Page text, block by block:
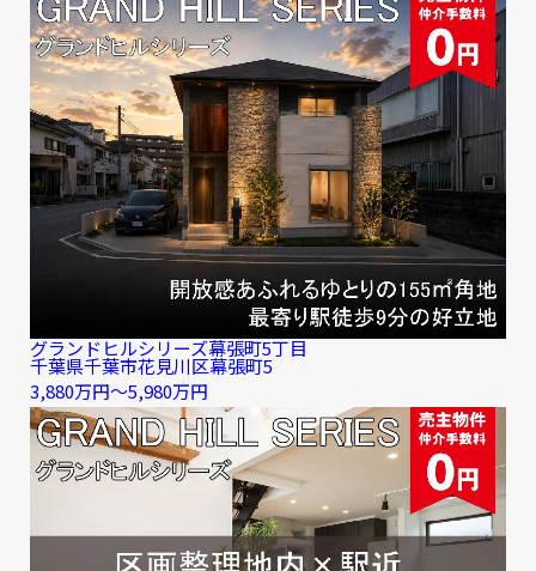
グランドヒルシリーズ幕張町5丁目
千葉県千葉市花見川区幕張町5
3,880万円〜5,980万円